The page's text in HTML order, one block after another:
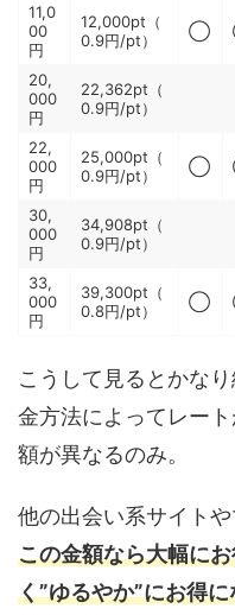
11,0
00
円
12,000pt（
0.9円/pt）
◯
20,
000
円
22,362pt（
0.9円/pt）
22,
000
円
25,000pt（
0.9円/pt）
◯
30,
000
円
34,908pt（
0.9円/pt）
33,
000
円
39,300pt（
0.8円/pt）
◯
こうして見るとかな
金方法によってレー
額が異なるのみ。
他の出会い系サイト
この金額なら大幅に
く”ゆるやか”にお得